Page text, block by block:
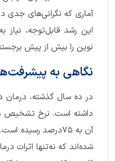
آماری که نگرانی‌های جدی
این رشد قابل‌توجه، نیاز
نوین را بیش از پیش
نگاهی به
در ده سال گذشته، درمان
آن به ۷۵درصد
شده‌اند که نه‌تنها اثرات